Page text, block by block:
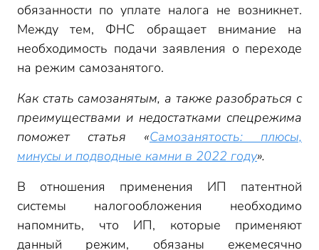
обязанности по уплате налога не возникнет.
Между тем, ФНС обращает внимание на
необходимость подачи заявления о переходе
на режим самозанятого.
Как стать самозанятым, а также разобраться с
преимуществами и недостатками спецрежима
поможет статья «Самозанятость: плюсы,
минусы и подводные камни в 2022 году».
В отношения применения ИП патентной
системы налогообложения необходимо
напомнить, что ИП, которые применяют
данный режим, обязаны ежемесячно